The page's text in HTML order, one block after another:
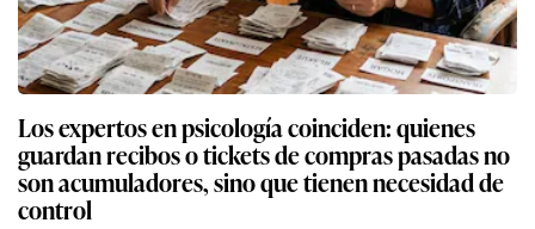
Los expertos en psicología coinciden: quienes
guardan recibos o tickets de compras pasadas no
son acumuladores, sino que tienen necesidad de
control